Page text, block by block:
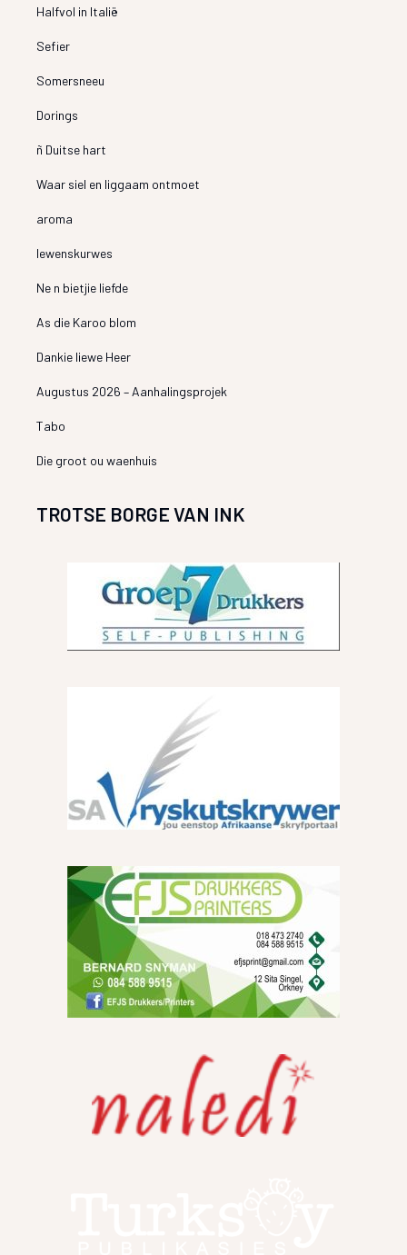
Halfvol in Italië
Sefier
Somersneeu
Dorings
ñ Duitse hart
Waar siel en liggaam ontmoet
aroma
lewenskurwes
Ne n bietjie liefde
As die Karoo blom
Dankie liewe Heer
Augustus 2026 – Aanhalingsprojek
Tabo
Die groot ou waenhuis
TROTSE BORGE VAN INK